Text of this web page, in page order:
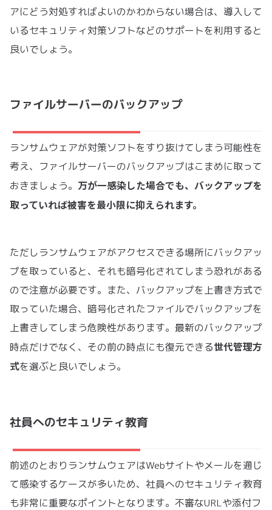
アにどう対処すればよいのかわからない場合は、導入して
いるセキュリティ対策ソフトなどのサポートを利用すると
良いでしょう。
ファイルサーバーのバックアップ
ランサムウェアが対策ソフトをすり抜けてしまう可能性を
考え、ファイルサーバーのバックアップはこまめに取って
おきましょう。 万が一感染した場合でも、バックアップを
取っていれば被害を最小限に抑えられます。
ただしランサムウェアがアクセスできる場所にバックアッ
プを取っていると、それも暗号化されてしまう恐れがある
ので注意が必要です。また、バックアップを上書き方式で
取っていた場合、暗号化されたファイルでバックアップを
上書きしてしまう危険性があります。最新のバックアップ
時点だけでなく、その前の時点にも復元できる世代管理方
式を選ぶと良いでしょう。
社員へのセキュリティ教育
前述のとおりランサムウェアはWebサイトやメールを通じ
て感染するケースが多いため、社員へのセキュリティ教育
も非常に重要なポイントとなります。不審なURLや添付フ